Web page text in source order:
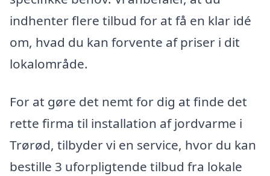
indhenter flere tilbud for at få en klar idé
om, hvad du kan forvente af priser i dit
lokalområde.
For at gøre det nemt for dig at finde det
rette firma til installation af jordvarme i
Trørød, tilbyder vi en service, hvor du kan
bestille 3 uforpligtende tilbud fra lokale